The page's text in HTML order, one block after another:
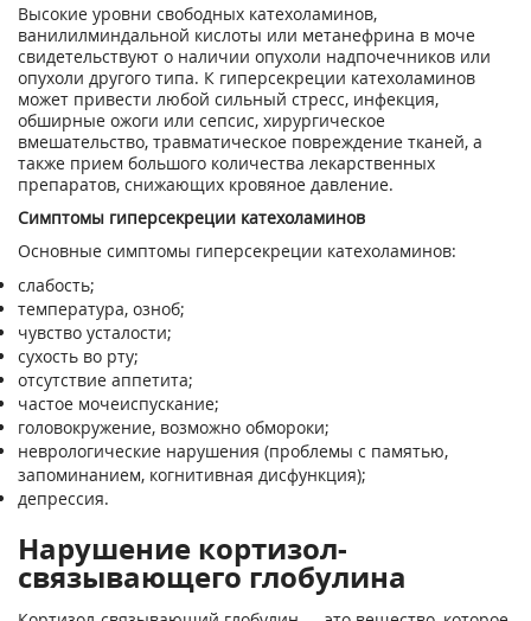
Высокие уровни свободных катехоламинов,
ванилилминдальной кислоты или метанефрина в моче
свидетельствуют о наличии опухоли надпочечников или
опухоли другого типа. К гиперсекреции катехоламинов
может привести любой сильный стресс, инфекция,
обширные ожоги или сепсис, хирургическое
вмешательство, травматическое повреждение тканей, а
также прием большого количества лекарственных
препаратов, снижающих кровяное давление.
Симптомы гиперсекреции катехоламинов
Основные симптомы гиперсекреции катехоламинов:
слабость;
температура, озноб;
чувство усталости;
сухость во рту;
отсутствие аппетита;
частое мочеиспускание;
головокружение, возможно обмороки;
неврологические нарушения (проблемы с памятью,
запоминанием, когнитивная дисфункция);
депрессия.
Нарушение кортизол-
связывающего глобулина